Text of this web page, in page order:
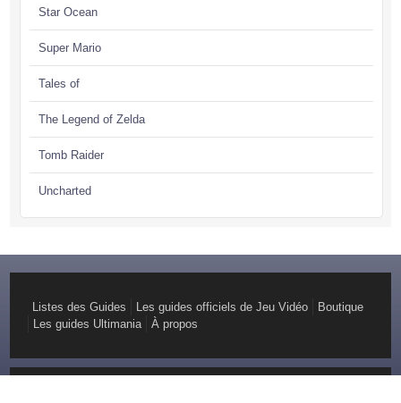
Star Ocean
Super Mario
Tales of
The Legend of Zelda
Tomb Raider
Uncharted
Listes des Guides Les guides officiels de Jeu Vidéo
Boutique
Les guides Ultimania
À propos